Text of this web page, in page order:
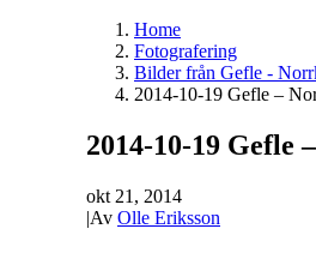
Home
Fotografering
Bilder från Gefle -
2014-10-19 Gefle –
2014-10-19 Gefle
okt 21, 2014
|Av Olle Eriksson